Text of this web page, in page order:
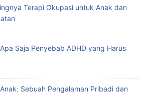
Terapi Okupasi untuk Anak dan
Saja Penyebab ADHD yang Harus
Sebuah Pengalaman Pribadi dan